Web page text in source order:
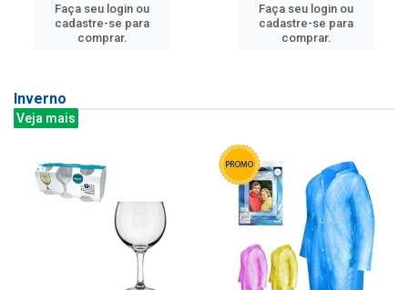
Faça seu login ou
cadastre-se para
comprar.
Faça seu login ou
cadastre-se para
comprar.
Inverno
Veja mais